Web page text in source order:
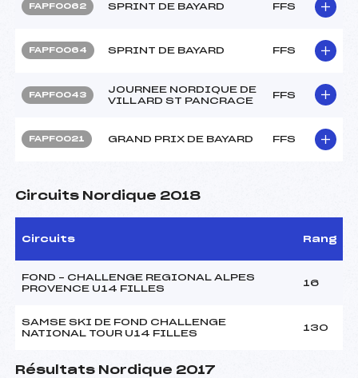
FAPF0062 SPRINT DE BAYARD FFS
FAPF0064 SPRINT DE BAYARD FFS
FAPF0043
JOURNEE NORDIQUE DE
VILLARD ST PANCRACE
FFS
FAPF0021 GRAND PRIX DE BAYARD FFS
Circuits Nordique 2018
Circuits Rang
FOND – CHALLENGE REGIONAL ALPES
PROVENCE U14 FILLES
16
SAMSE SKI DE FOND CHALLENGE
NATIONAL TOUR U14 FILLES
130
Résultats Nordique 2017